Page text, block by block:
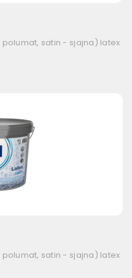
satin - sjajna) latex
satin - sjajna) latex